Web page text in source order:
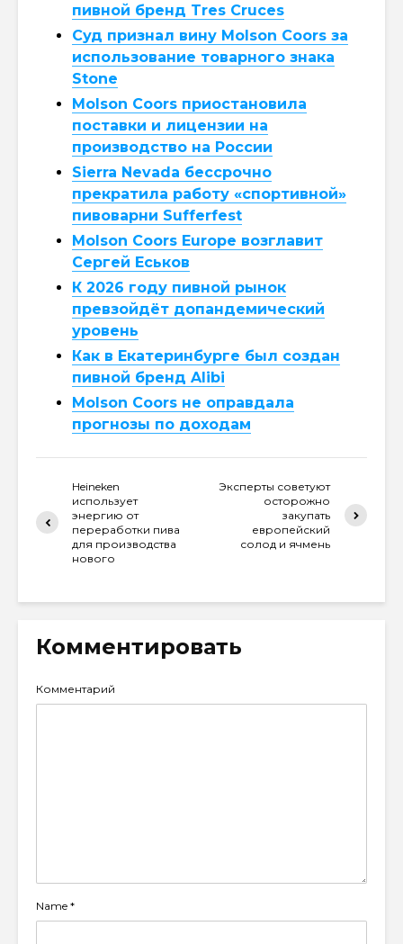
пивной бренд Tres Cruces
Суд признал вину Molson Coors за
использование товарного знака
Stone
Molson Coors приостановила
поставки и лицензии на
производство на России
Sierra Nevada бессрочно
прекратила работу «спортивной»
пивоварни Sufferfest
Molson Coors Europe возглавит
Сергей Еськов
К 2026 году пивной рынок
превзойдёт допандемический
уровень
Как в Екатеринбурге был создан
пивной бренд Alibi
Molson Coors не оправдала
прогнозы по доходам
Heineken
использует
энергию от
переработки пива
для производства
нового
Эксперты советуют
осторожно
закупать
европейский
солод и ячмень
Комментировать
Комментарий
Name *